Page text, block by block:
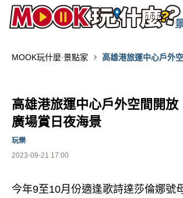
MOOK玩什麼‧景點家
高雄港旅運中心戶外
高雄港旅運中心戶外空間開放
廣場賞日夜海景
2023-09-21 17:00
玩樂
今年9至10月份適逢歌詩達莎倫娜號